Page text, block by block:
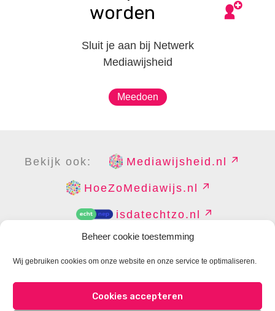
Beheer cookie toestemming
Wij gebruiken cookies om onze website en onze service te optimaliseren.
Cookies accepteren
worden
Sluit je aan bij Netwerk
Mediawijsheid
Meedoen
Bekijk ook: Mediawijsheid.nl
HoeZoMediawijs.nl
isdatechtzo.nl
DISCLAIMER PRIVACY